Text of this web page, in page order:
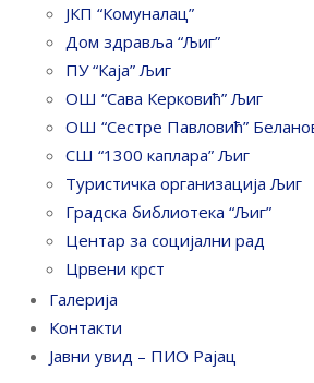
ЈКП “Комуналац”
Дом здравља “Љиг”
ПУ “Каја” Љиг
ОШ “Сава Керковић” Љиг
ОШ “Сестре Павловић”
СШ “1300 каплара” Љиг
Туристичка организација Љиг
Градска библиотека “Љиг”
Центар за социјални рад
Црвени крст
Галерија
Контакти
Јавни увид – ПИО Рајац